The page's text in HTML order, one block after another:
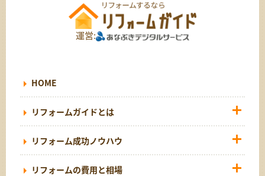
運営:
HOME
リフォームガイドとは
リフォーム成功ノウハウ
リフォームの費用と相場